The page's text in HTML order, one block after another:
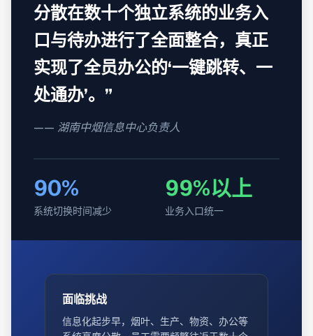
分散在数十个独立系统的业务入
口与待办进行了全面整合，真正
实现了全员办公的‘一键跳转、一
处通办’。”
—— 湖南中烟信息中心负责人
90%
系统切换时间减少
99%以上
业务入口统一
面临挑战
信息化起步早，烟叶、生产、物资、办公等